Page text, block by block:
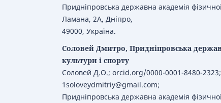
Придніпровська державна академія
Ламана, 2А, Дніпро,
49000, Україна.
Соловей Дмитро, Придніпровська
культури і спорту
Соловей Д.О.; orcid.org/0000-0001-8480-2323;
1soloveydmitriy@gmail.com;
Придніпровська державна академія